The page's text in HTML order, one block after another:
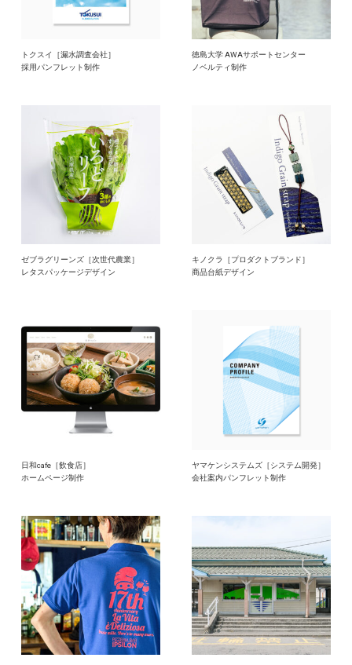
トクスイ［漏水調査会社］
採用パンフレット制作
徳島大学 AWAサポートセンター
ノベルティ制作
ゼブラグリーンズ［次世代農業］
レタスパッケージデザイン
キノクラ［プロダクトブランド］
商品台紙デザイン
日和cafe［飲食店］
ホームページ制作
ヤマケンシステムズ［システム開発］
会社案内パンフレット制作